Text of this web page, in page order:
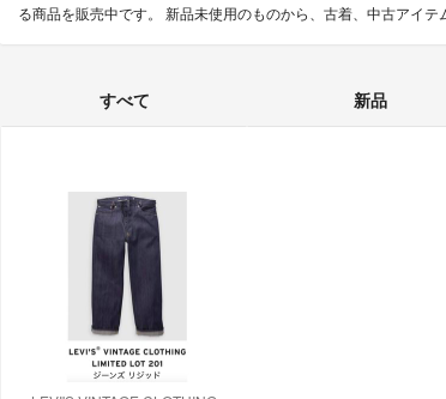
る商品を販売中です。 新品未使用のものから、古着、中古アイテ
すべて 新品